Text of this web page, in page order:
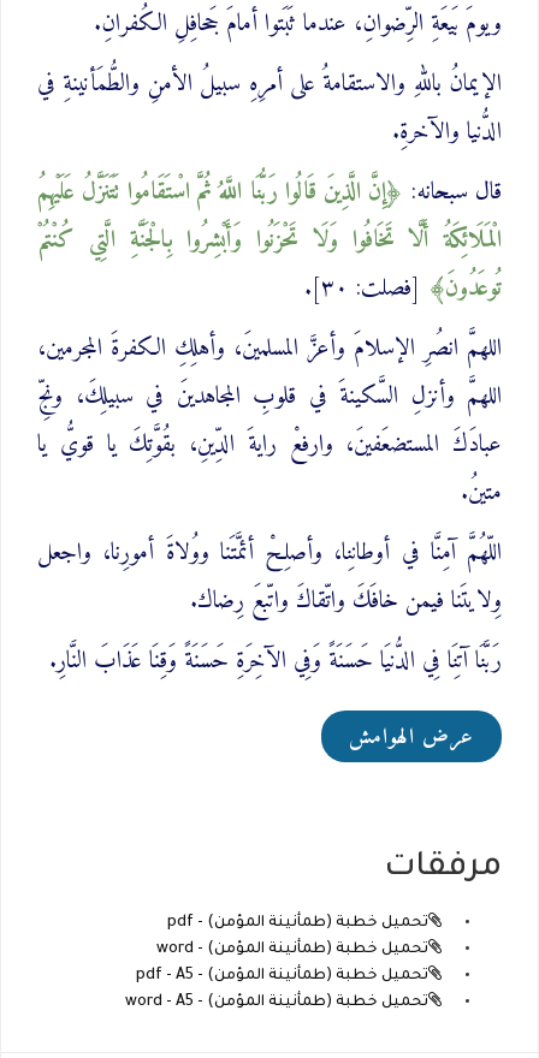
ويومَ بَيعَةِ الرِّضوانِ، عندما ثَبَتوا أمامَ جَحافِلِ الكُفرانِ.
الإيمانُ باللهِ والاستقامةُ على أمرِهِ سبيلُ الأمنِ والطُّمَأنينةِ في
الدُّنيا والآخرةِ.
قال سبحانه:
إِنَّ الَّذِينَ قَالُوا رَبُّنَا اللَّهُ ثُمَّ اسْتَقَامُوا تَتَنَزَّلُ عَلَيْهِمُ
الْمَلَائِكَةُ ‌أَلَّا ‌تَخَافُوا وَلَا تَحْزَنُوا وَأَبْشِرُوا بِالْجَنَّةِ الَّتِي كُنْتُمْ
تُوعَدُونَ
[فصلت: ٣٠].
اللهمَّ انصُرِ الإسلامَ وأعزَّ المسلمينَ، وأهلِكِ الكفرةَ المجرمين،
اللهمَّ وأنزلِ السَّكينةَ في قلوبِ المجاهدينَ في سبيلِكَ، ونجِّ
عبادَكَ المستضعَفينَ، وارفعْ رايةَ الدِّينِ، بقُوَّتِكَ يا قويُّ يا
متينُ.
اللّهُمَّ آمِنَّا في أوطانِنا، وأصلِحْ أئمَّتَنا ووُلاةَ أمورِنا، واجعل
وِلايتَنا فيمن خافَكَ واتّقاكَ واتّبعَ رِضاك.
رَبَّنَا آتِنَا فِي الدُّنيَا حَسَنَةً وَفِي الآخِرَةِ حَسَنَةً وَقِنَا عَذَابَ النَّارِ.
عرض الهوامش
مرفقات
تحميل خطبة (طمأنينة المؤمن) - pdf
تحميل خطبة (طمأنينة المؤمن) - word
تحميل خطبة (طمأنينة المؤمن) - pdf - A5
تحميل خطبة (طمأنينة المؤمن) - word - A5